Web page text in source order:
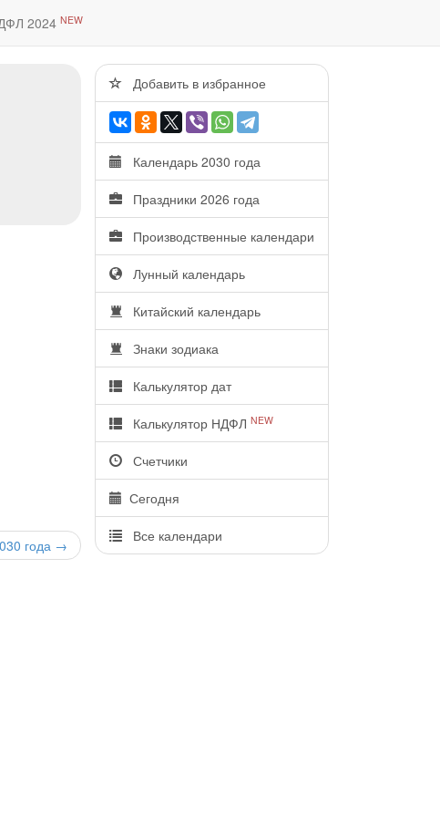
2024 NEW
года→
Добавить в избранное
Календарь 2030 года
Праздники 2026 года
Производственные календари
Лунный календарь
Китайский календарь
Знаки зодиака
Калькулятор дат
Калькулятор НДФЛ NEW
Счетчики
Сегодня
Все календари